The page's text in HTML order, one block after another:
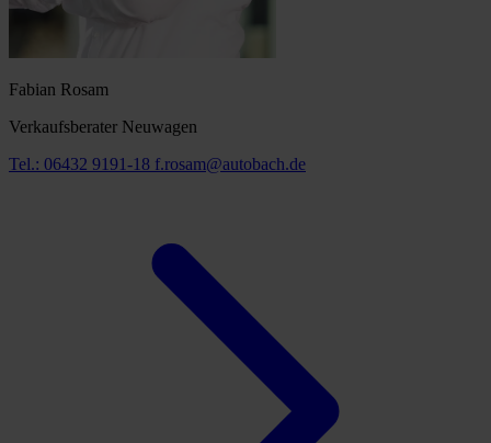
Fabian Rosam
Verkaufsberater Neuwagen
Tel.: 06432 9191-18 f.rosam@autobach.de